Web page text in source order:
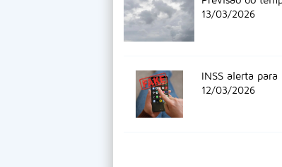
13/03/2026
INSS alerta
12/03/2026